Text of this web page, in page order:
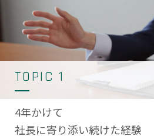
TOPIC 1
4年かけて
社長に寄り添い続けた経験